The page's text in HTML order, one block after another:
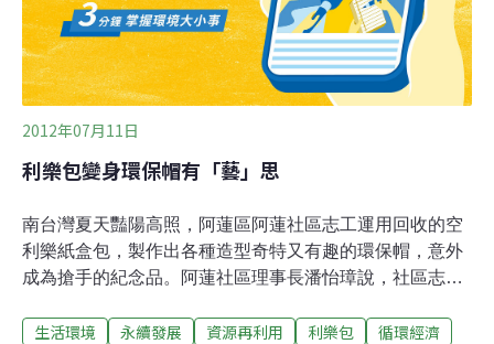
經FSC認証的利樂包裝。在南美，阿根廷市場70%的利樂
包裝帶有FSC標誌﹔在歐洲，比利時、荷蘭及盧森堡
2012年07月11日
利樂包變身環保帽有「藝」思
南台灣夏天豔陽高照，阿蓮區阿蓮社區志工運用回收的空
利樂紙盒包，製作出各種造型奇特又有趣的環保帽，意外
成為搶手的紀念品。阿蓮社區理事長潘怡璋說，社區志工
奇形怪狀的帽子，經好奇追問，對方說是用回收的空利樂
生活環境 永續發展 資源再利用 利樂包 循環經濟